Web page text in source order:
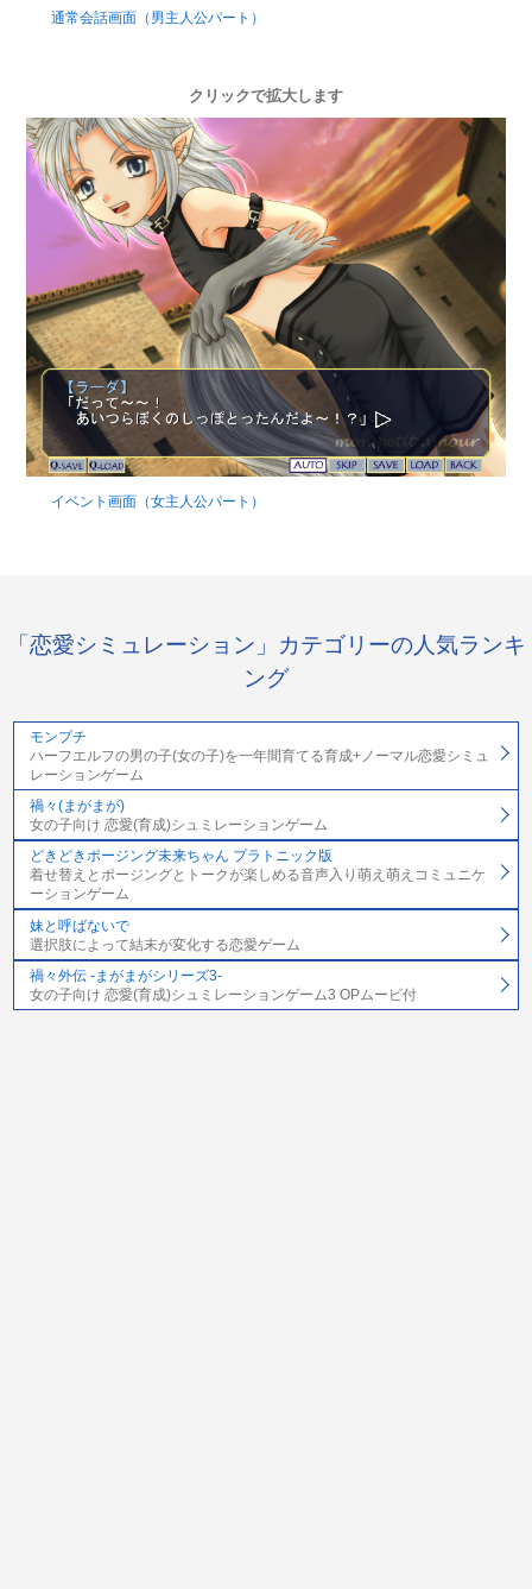
通常会話画面（男主人公パート）
クリックで拡大します
イベント画面（女主人公パート）
「恋愛シミュレーション」カテゴリーの人気ランキ
ング
モンプチ
ハーフエルフの男の子(女の子)を一年間育てる育成+ノーマル恋愛シミュ
レーションゲーム
禍々(まがまが)
女の子向け 恋愛(育成)シュミレーションゲーム
どきどきポージング未来ちゃん プラトニック版
着せ替えとポージングとトークが楽しめる音声入り萌え萌えコミュニケ
ーションゲーム
妹と呼ばないで
選択肢によって結末が変化する恋愛ゲーム
禍々外伝 -まがまがシリーズ3-
女の子向け 恋愛(育成)シュミレーションゲーム3 OPムービ付